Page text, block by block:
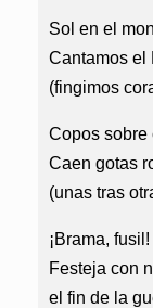
Sol en el
Cantamos el
(fingimos
Copos sobre
Caen gotas
(unas tras
¡Brama, fusil!
Festeja con
el fin de la